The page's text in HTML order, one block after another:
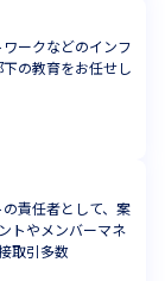
ークなどのインフ
の教育をお任せし
責任者として、案
トやメンバーマネ
取引多数